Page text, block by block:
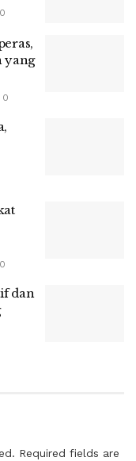
0
yang
0
0
dan
Required fields are